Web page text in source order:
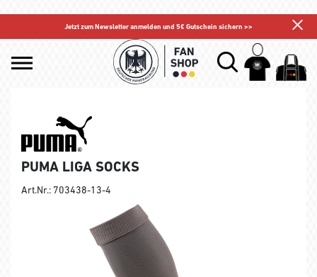
Jetzt zum Newsletter anmelden und 5€ Gutschein sichern >>
PUMA LIGA SOCKS
Art.Nr.: 703438-13-4